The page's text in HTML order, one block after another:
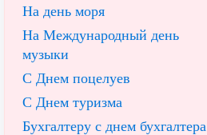
На день моря
На Международный день
музыки
С Днем поцелуев
С Днем туризма
Бухгалтеру с днем бухгалтера